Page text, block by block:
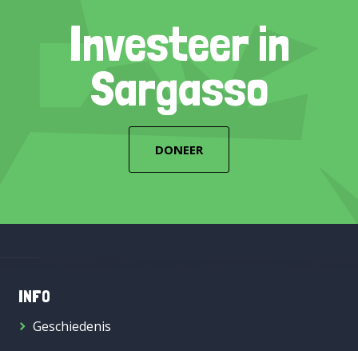
Investeer in
Sargasso
DONEER
INFO
Geschiedenis